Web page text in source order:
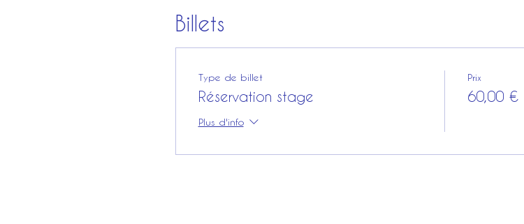
Billets
Type de billet
Réservation stage
Plus d'info
Prix
60,00 €